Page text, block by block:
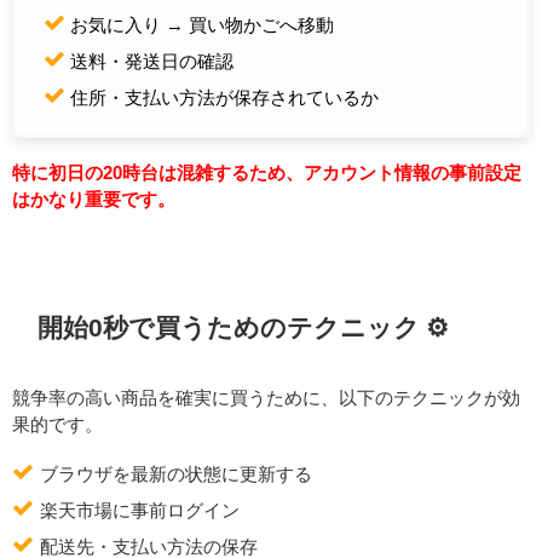
お気に入り → 買い物かごへ移動
送料・発送日の確認
住所・支払い方法が保存されているか
特に初日の20時台は混雑するため、アカウント情報の事前設定
はかなり重要です。
開始0秒で買うためのテクニック ⚙️
競争率の高い商品を確実に買うために、以下のテクニックが効
果的です。
ブラウザを最新の状態に更新する
楽天市場に事前ログイン
配送先・支払い方法の保存